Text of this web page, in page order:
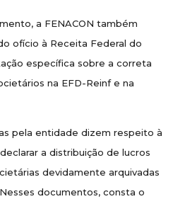
a FENACON também
ofício à Receita Federal do
específica sobre a correta
na EFD-Reinf e na
pela entidade dizem respeito à
a distribuição de lucros
devidamente arquivadas
documentos, consta o